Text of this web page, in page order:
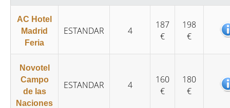
AC Hotel
Madrid
Feria
ESTANDAR 4
187
€
198
€
Novotel
Campo
de las
Naciones
ESTANDAR 4
160
€
180
€